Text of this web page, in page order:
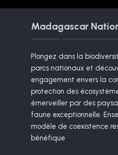
Madagascar
Plongez dans la
parcs nationaux et
engagement envers la
protection des
émerveiller par des
faune exceptionnelle.
modèle de coexistence
bénéfique